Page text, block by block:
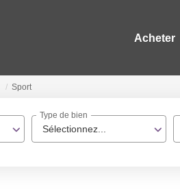
Acheter
Sport
Sélectionnez...
Type de bien